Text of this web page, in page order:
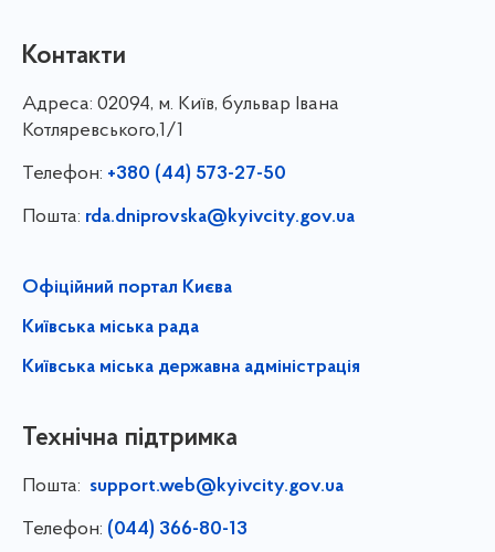
Контакти
Адреса: 02094, м. Київ, бульвар Івана
Котляревського,1/1
Телефон: +380 (44) 573-27-50
Пошта: rda.dniprovska@kyivcity.gov.ua
Офіційний портал Києва
Київська міська рада
Київська міська державна адміністрація
Технічна підтримка
Пошта: support.web@kyivcity.gov.ua
Телефон: (044) 366-80-13